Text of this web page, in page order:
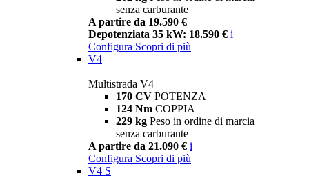
senza carburante
A partire da 19.590 €
Depotenziata 35 kW: 18.590 € i
Configura Scopri di più
V4
Multistrada V4
170 CV POTENZA
124 Nm COPPIA
229 kg Peso in ordine di marcia
senza carburante
A partire da 21.090 € i
Configura Scopri di più
V4 S